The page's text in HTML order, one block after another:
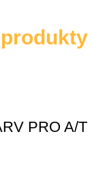
PRO A/T